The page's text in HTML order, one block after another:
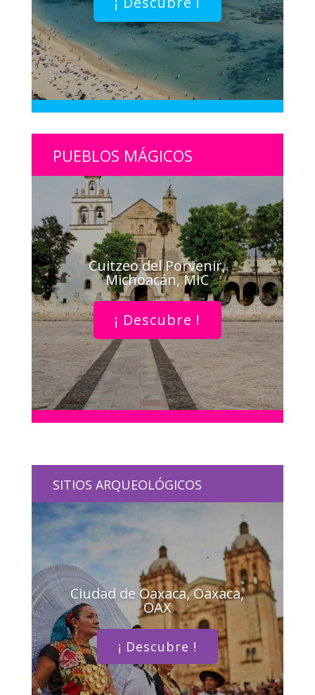
PUEBLOS MÁGICOS
Cuitzeo del Porvenir,
Michoacán, MIC
¡ Descubre !
SITIOS ARQUEOLÓGICOS
Ciudad de Oaxaca, Oaxaca,
OAX
¡ Descubre !